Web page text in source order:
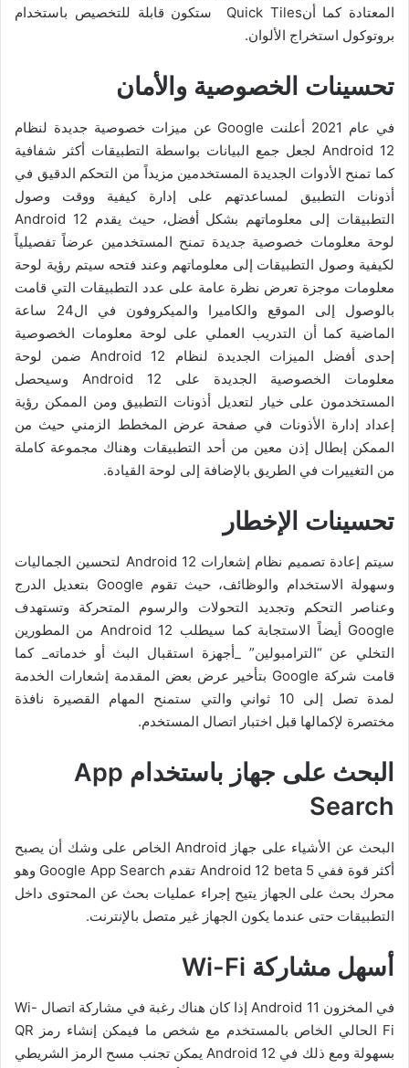
المعتادة كما أنQuick Tiles ستكون قابلة للتخصيص باستخدام
بروتوكول استخراج الألوان.
تحسينات الخصوصية والأمان
في عام 2021 أعلنت Google عن ميزات خصوصية جديدة لنظام
Android 12 لجعل جمع البيانات بواسطة التطبيقات أكثر شفافية
كما تمنح الأدوات الجديدة المستخدمين مزيداً من التحكم الدقيق في
أذونات التطبيق لمساعدتهم على إدارة كيفية ووقت وصول
التطبيقات إلى معلوماتهم بشكل أفضل، حيث يقدم Android 12
لوحة معلومات خصوصية جديدة تمنح المستخدمين عرضاً تفصيلياً
لكيفية وصول التطبيقات إلى معلوماتهم وعند فتحه سيتم رؤية لوحة
معلومات موجزة تعرض نظرة عامة على عدد التطبيقات التي قامت
بالوصول إلى الموقع والكاميرا والميكروفون في ال24 ساعة
الماضية كما أن التدريب العملي على لوحة معلومات الخصوصية
إحدى أفضل الميزات الجديدة لنظام Android 12 ضمن لوحة
معلومات الخصوصية الجديدة على Android 12 وسيحصل
المستخدمون على خيار لتعديل أذونات التطبيق ومن الممكن رؤية
إعداد إدارة الأذونات في صفحة عرض المخطط الزمني حيث من
الممكن إبطال إذن معين من أحد التطبيقات وهناك مجموعة كاملة
من التغييرات في الطريق بالإضافة إلى لوحة القيادة.
تحسينات الإخطار
سيتم إعادة تصميم نظام إشعارات Android 12 لتحسين الجماليات
وسهولة الاستخدام والوظائف، حيث تقوم Google بتعديل الدرج
وعناصر التحكم وتجديد التحولات والرسوم المتحركة وتستهدف
Google أيضاً الاستجابة كما سيطلب Android 12 من المطورين
التخلي عن “الترامبولين” _أجهزة استقبال البث أو خدماته_ كما
قامت شركة Google بتأخير عرض بعض المقدمة إشعارات الخدمة
لمدة تصل إلى 10 ثواني والتي ستمنح المهام القصيرة نافذة
مختصرة لإكمالها قبل اختبار اتصال المستخدم.
البحث على جهاز باستخدام App
Search
البحث عن الأشياء على جهاز Android الخاص على وشك أن يصبح
أكثر قوة ففي Android 12 beta 5 تقدم Google App Search وهو
محرك بحث على الجهاز يتيح إجراء عمليات بحث عن المحتوى داخل
التطبيقات حتى عندما يكون الجهاز غير متصل بالإنترنت.
أسهل مشاركة Wi-Fi
في المخزون Android 11 إذا كان هناك رغبة في مشاركة اتصال Wi-
Fi الحالي الخاص بالمستخدم مع شخص ما فيمكن إنشاء رمز QR
بسهولة ومع ذلك في Android 12 يمكن تجنب مسح الرمز الشريطي